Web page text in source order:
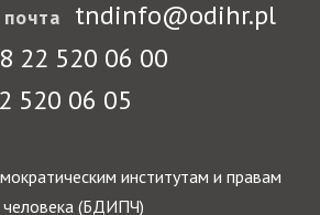
tndinfo@odihr.pl
22 520 06 00
520 06 05
институтам и правам
человека (БДИПЧ)